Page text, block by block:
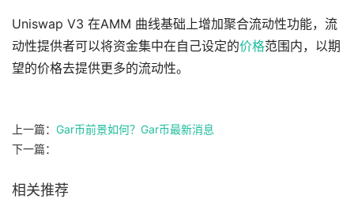
Uniswap V3 在AMM 曲线基础上增加聚合流动性功能，流
动性提供者可以将资金集中在自己设定的价格范围内，以期
望的价格去提供更多的流动性。
上一篇： Gar币前景如何？Gar币最新消息
下一篇：
相关推荐